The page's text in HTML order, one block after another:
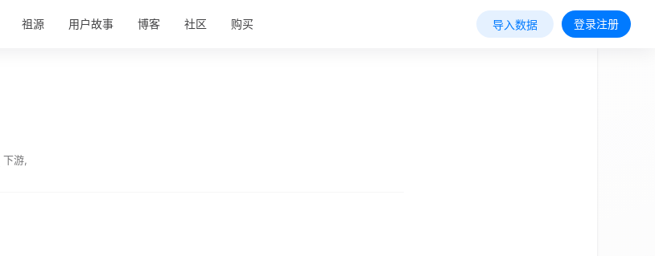
祖源 用户故事 博客 社区 购买 导入数据 登录注册
下游,